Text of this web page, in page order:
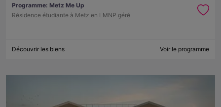
Programme: Metz Me Up
Résidence étudiante à Metz en LMNP géré
Découvrir les biens Voir le programme